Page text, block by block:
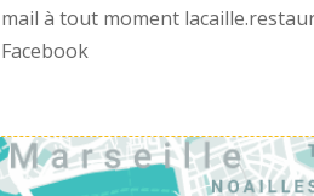
mail à tout moment
Facebook